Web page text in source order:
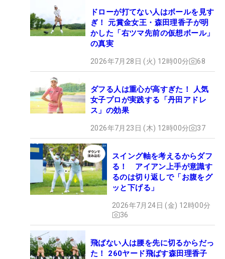
ドローが打てない人はボールを見す
ぎ！ 元賞金女王・森田理香子が明
かした「右ツマ先前の仮想ボール」
の真実
2026年7月28日 (火) 12時00分 68
ダフる人は重心が高すぎた！ 人気
女子プロが実践する「丹田アドレ
ス」の効果
2026年7月23日 (木) 12時00分 37
スイング軸を考えるからダフ
る！ アイアン上手が意識す
るのは切り返しで「お腹をグ
ッと下げる」
2026年7月24日 (金) 12時00分
36
飛ばない人は腰を先に切るからだっ
た！ 260ヤード飛ばす森田理香子